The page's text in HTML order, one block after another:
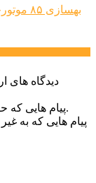
بهسازی ۸۵ موتورخانه در البرز طی سه‌ماهه نخست امسال
دیدگاه های
پیام هایی که حاوی تهمت یا افترا باشد منتشر نخواهد شد.
پیام هایی که به